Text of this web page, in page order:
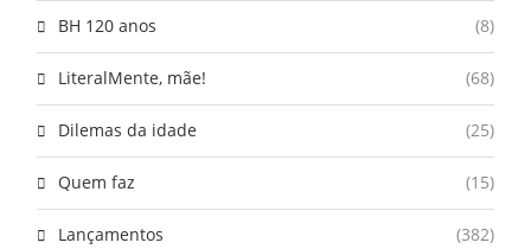
BH 120 anos (8)
LiteralMente, mãe! (68)
Dilemas da idade (25)
Quem faz (15)
Lançamentos (382)